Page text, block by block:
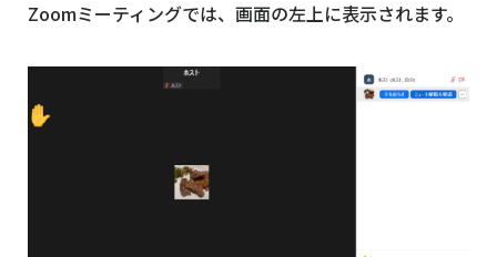
Zoomミーティングでは、画面の左上に表示されます。